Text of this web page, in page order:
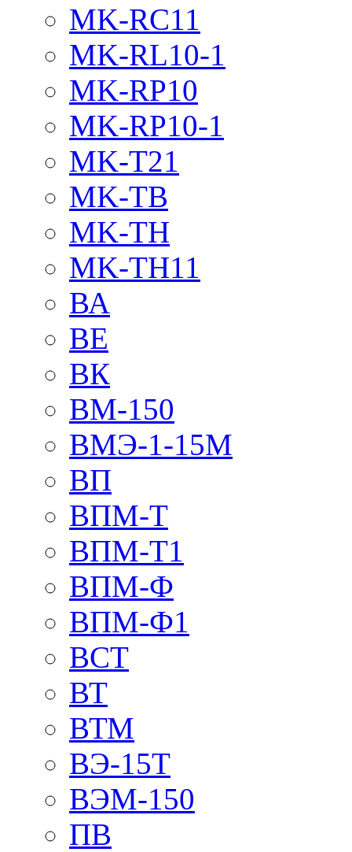
MK-RC11
MK-RL10-1
MK-RP10
MK-RP10-1
MK-T21
MK-TB
MK-TH
MK-TH11
ВА
ВЕ
ВК
ВМ-150
ВМЭ-1-15М
ВП
ВПМ-Т
ВПМ-Т1
ВПМ-Ф
ВПМ-Ф1
ВСТ
ВТ
ВТМ
ВЭ-15Т
ВЭМ-150
ПВ